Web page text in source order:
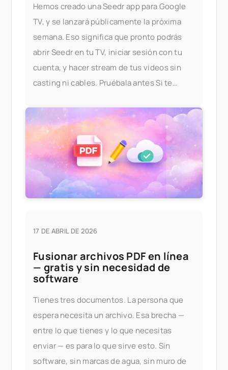
Hemos creado una Seedr app para Google
TV, y se lanzará públicamente la próxima
semana. Eso significa que pronto podrás
abrir Seedr en tu TV, iniciar sesión con tu
cuenta, y hacer stream de tus videos sin
casting ni cables. Pruébala antes Si te
17 DE ABRIL DE 2026
Fusionar archivos PDF en línea
— gratis y sin necesidad de
software
Tienes tres documentos. La persona que
espera necesita un archivo. Esa brecha —
entre lo que tienes y lo que necesitas
enviar — es para lo que sirve esto. Sin
software, sin marcas de agua, sin muro de